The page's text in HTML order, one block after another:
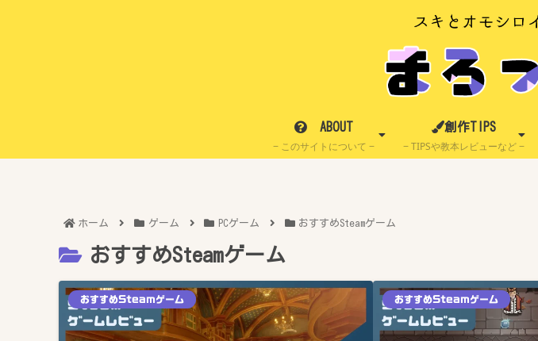
ABOUT
このサイトについて
創作TIPS
TIPSや教本レビューなど
ホーム ゲーム PCゲーム おすすめSteamゲーム
おすすめSteamゲーム
おすすめSteamゲーム おすすめSteamゲーム